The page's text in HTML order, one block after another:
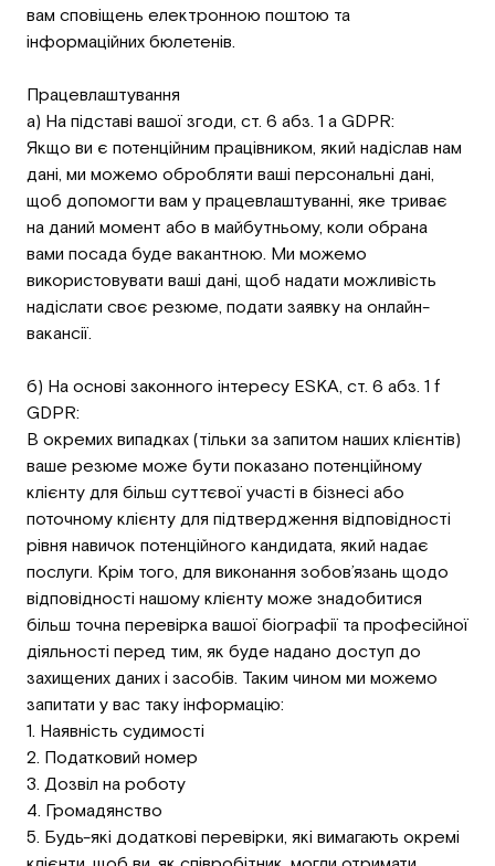
вам сповіщень електронною поштою та
інформаційних бюлетенів.
Працевлаштування
а) На підставі вашої згоди, ст. 6 абз. 1 a GDPR:
Якщо ви є потенційним працівником, який надіслав нам
дані, ми можемо обробляти ваші персональні дані,
щоб допомогти вам у працевлаштуванні, яке триває
на даний момент або в майбутньому, коли обрана
вами посада буде вакантною. Ми можемо
використовувати ваші дані, щоб надати можливість
надіслати своє резюме, подати заявку на онлайн-
вакансії.
б) На основі законного інтересу ESKA, ст. 6 абз. 1 f
GDPR:
В окремих випадках (тільки за запитом наших клієнтів)
ваше резюме може бути показано потенційному
клієнту для більш суттєвої участі в бізнесі або
поточному клієнту для підтвердження відповідності
рівня навичок потенційного кандидата, який надає
послуги. Крім того, для виконання зобов’язань щодо
відповідності нашому клієнту може знадобитися
більш точна перевірка вашої біографії та професійної
діяльності перед тим, як буде надано доступ до
захищених даних і засобів. Таким чином ми можемо
запитати у вас таку інформацію:
1. Наявність судимості
2. Податковий номер
3. Дозвіл на роботу
4. Громадянство
5. Будь-які додаткові перевірки, які вимагають окремі